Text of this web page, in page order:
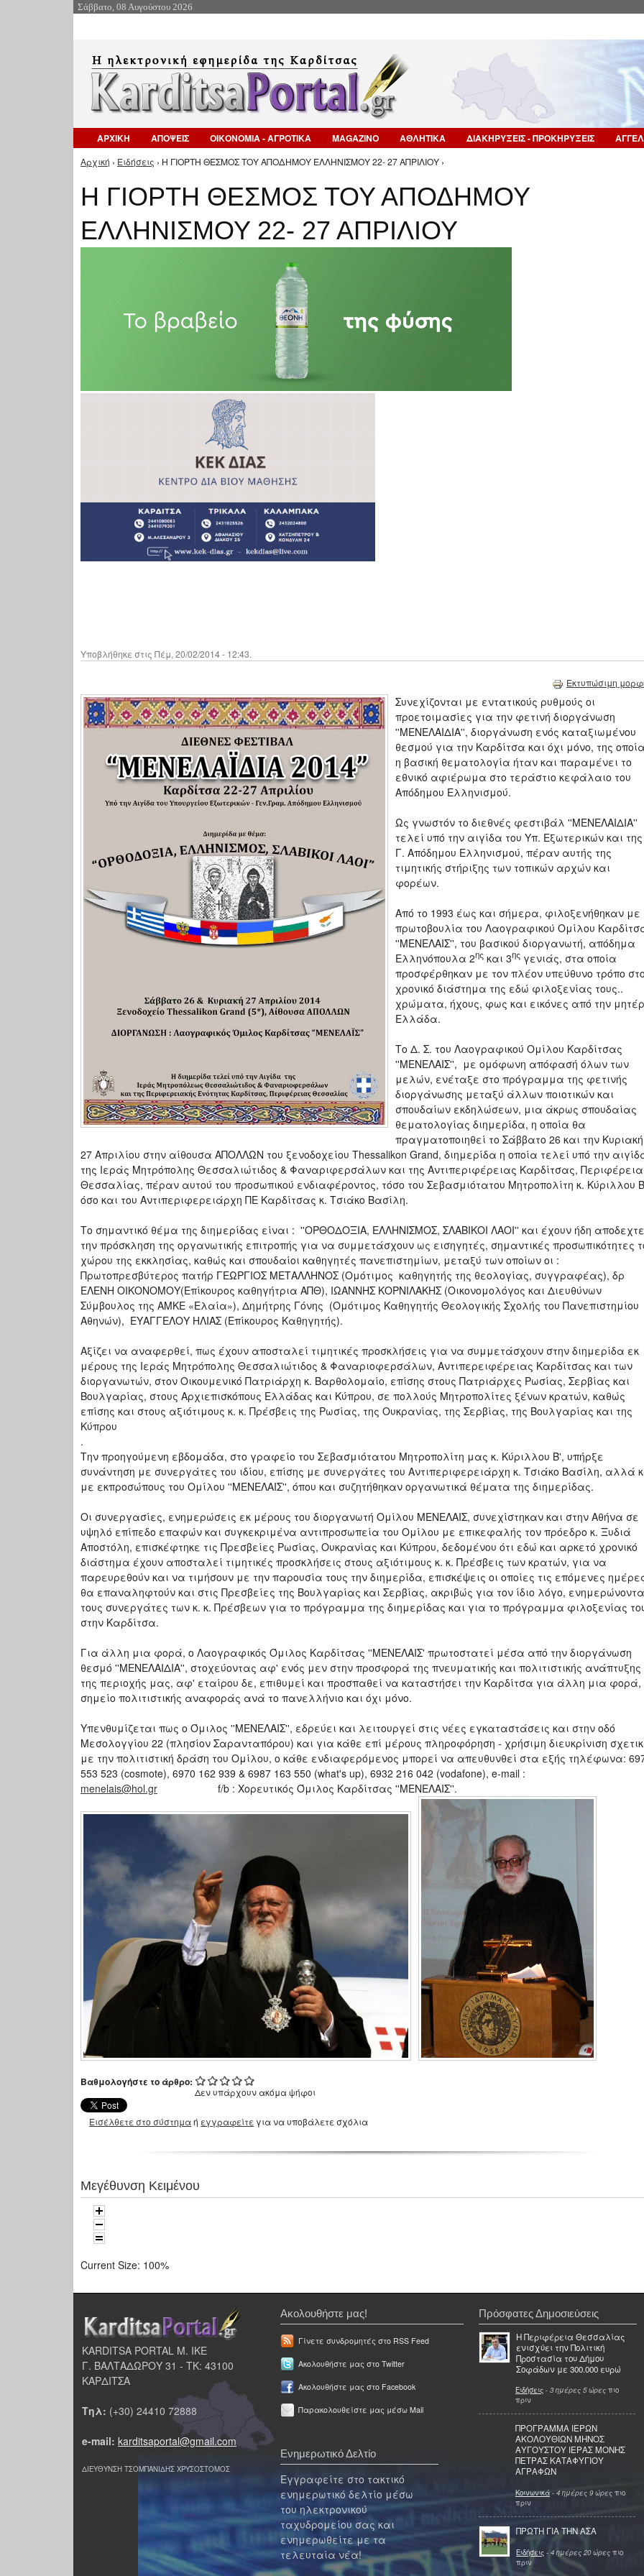
Σάββατο, 08 Αυγούστου 2026
ΑΡΧΙΚΗ ΑΠΟΨΕΙΣ ΟΙΚΟΝΟΜΙΑ - ΑΓΡΟΤΙΚΑ MAGAZINO ΑΘΛΗΤΙΚΑ ΔΙΑΚΗΡΥΞΕΙΣ - ΠΡΟΚΗΡΥΞΕΙΣ
Είστε εδώ
Αρχική › Ειδήσεις › Η ΓΙΟΡΤΗ ΘΕΣΜΟΣ ΤΟΥ ΑΠΟΔΗΜΟΥ ΕΛΛΗΝΙΣΜΟΥ 22- 27 ΑΠΡΙΛΙΟΥ ›
Η ΓΙΟΡΤΗ ΘΕΣΜΟΣ ΤΟΥ ΑΠΟΔΗΜΟΥ
ΕΛΛΗΝΙΣΜΟΥ 22- 27 ΑΠΡΙΛΙΟΥ
Υποβλήθηκε στις Πέμ, 20/02/2014 - 12:43.
Εκτυπώσιμη
Συνεχίζονται με εντατικούς ρυθμούς οι
προετοιμασίες για την φετινή διοργάνωση
''ΜΕΝΕΛΑΙΔΙΑ'', διοργάνωση ενός καταξιωμένου
θεσμού για την Καρδίτσα και όχι μόνο, της
η βασική θεματολογία ήταν και παραμένει το
εθνικό αφιέρωμα στο τεράστιο κεφάλαιο του
Απόδημου Ελληνισμού.
Ως γνωστόν το διεθνές φεστιβάλ ''ΜΕΝΕΛΑΙΔΙΑ''
τελεί υπό την αιγίδα του Υπ. Εξωτερικών και
Γ. Απόδημου Ελληνισμού, πέραν αυτής της
τιμητικής στήριξης των τοπικών αρχών και
φορέων.
Από το 1993 έως και σήμερα, φιλοξενήθηκαν με
πρωτοβουλία του Λαογραφικού Ομίλου
''ΜΕΝΕΛΑΙΣ'', του βασικού διοργανωτή, απόδημα
Ελληνόπουλα 2ης και 3ης γενιάς, στα οποία
προσφέρθηκαν με τον πλέον υπεύθυνο τρόπο στο
χρονικό διάστημα της εδώ φιλοξενίας τους..
χρώματα, ήχους, φως και εικόνες από την
Ελλάδα.
Το Δ. Σ. του Λαογραφικού Ομίλου Καρδίτσας
''ΜΕΝΕΛΑΙΣ'', με ομόφωνη απόφασή όλων των
μελών, ενέταξε στο πρόγραμμα της φετινής
διοργάνωσης μεταξύ άλλων ποιοτικών και
σπουδαίων εκδηλώσεων, μια άκρως σπουδαίας
θεματολογίας διημερίδα, η οποία θα
πραγματοποιηθεί το Σάββατο 26 και την Κυριακή
27 Απριλίου στην αίθουσα ΑΠΟΛΛΩΝ του ξενοδοχείου Thessalikon Grand, διημερίδα η οποία τελεί υπό την
της Ιεράς Μητρόπολης Θεσσαλιώτιδος & Φαναριφερσάλων και της Αντιπεριφέρειας Καρδίτσας, Περιφέρεια
Θεσσαλίας, πέραν αυτού του προσωπικού ενδιαφέροντος, τόσο του Σεβασμιότατου Μητροπολίτη κ. Κύριλλου
όσο και του Αντιπεριφερειάρχη ΠΕ Καρδίτσας κ. Τσιάκο Βασίλη.
Το σημαντικό θέμα της διημερίδας είναι : ''ΟΡΘΟΔΟΞΙΑ, ΕΛΛΗΝΙΣΜΟΣ, ΣΛΑΒΙΚΟΙ ΛΑΟΙ'' και έχουν ήδη
την πρόσκληση της οργανωτικής επιτροπής για να συμμετάσχουν ως εισηγητές, σημαντικές προσωπικότητες
χώρου της εκκλησίας, καθώς και σπουδαίοι καθηγητές πανεπιστημίων, μεταξύ των οποίων οι :
Πρωτοπρεσβύτερος πατήρ ΓΕΩΡΓΙΟΣ ΜΕΤΑΛΛΗΝΟΣ (Ομότιμος καθηγητής της θεολογίας, συγγραφέας), δρ
ΕΛΕΝΗ ΟΙΚΟΝΟΜΟΥ(Επίκουρος καθηγήτρια ΑΠΘ), ΙΩΑΝΝΗΣ ΚΟΡΝΙΛΑΚΗΣ (Οικονομολόγος και Διευθύνων
Σύμβουλος της ΑΜΚΕ «Ελαία»), Δημήτρης Γόνης (Ομότιμος Καθηγητής Θεολογικής Σχολής του Πανεπιστημίου
Αθηνών), ΕΥΑΓΓΕΛΟΥ ΗΛΙΑΣ (Επίκουρος Καθηγητής).
Αξίζει να αναφερθεί, πως έχουν αποσταλεί τιμητικές προσκλήσεις για να συμμετάσχουν στην διημερίδα εκ
μέρους της Ιεράς Μητρόπολης Θεσσαλιώτιδος & Φαναριοφερσάλων, Αντιπερειφέρειας Καρδίτσας και των
διοργανωτών, στον Οικουμενικό Πατριάρχη κ. Βαρθολομαίο, επίσης στους Πατριάρχες Ρωσίας, Σερβίας και
Βουλγαρίας, στους Αρχιεπισκόπους Ελλάδας και Κύπρου, σε πολλούς Μητροπολίτες ξένων κρατών, καθώς
επίσης και στους αξιότιμους κ. κ. Πρέσβεις της Ρωσίας, της Ουκρανίας, της Σερβίας, της Βουλγαρίας και της
Κύπρου
.
Την προηγούμενη εβδομάδα, στο γραφείο του Σεβασμιότατου Μητροπολίτη μας κ. Κύριλλου Β', υπήρξε
συνάντηση με συνεργάτες του ιδίου, επίσης με συνεργάτες του Αντιπεριφερειάρχη κ. Τσιάκο Βασίλη, αλλά
με εκπροσώπους του Ομίλου ''ΜΕΝΕΛΑΙΣ'', όπου και συζητήθηκαν οργανωτικά θέματα της διημερίδας.
Οι συνεργασίες, ενημερώσεις εκ μέρους του διοργανωτή Ομίλου ΜΕΝΕΛΑΙΣ, συνεχίστηκαν και στην Αθήνα σε
υψηλό επίπεδο επαφών και συγκεκριμένα αντιπροσωπεία του Ομίλου με επικεφαλής τον πρόεδρο κ. Ξυδιά
Αποστόλη, επισκέφτηκε τις Πρεσβείες Ρωσίας, Ουκρανίας και Κύπρου, δεδομένου ότι εδώ και αρκετό χρονικό
διάστημα έχουν αποσταλεί τιμητικές προσκλήσεις στους αξιότιμους κ. κ. Πρέσβεις των κρατών, για να
παρευρεθούν και να τιμήσουν με την παρουσία τους την διημερίδα, επισκέψεις οι οποίες τις επόμενες
θα επαναληφτούν και στις Πρεσβείες της Βουλγαρίας και Σερβίας, ακριβώς για τον ίδιο λόγο,
τους συνεργάτες των κ. κ. Πρέσβεων για το πρόγραμμα της διημερίδας και για το πρόγραμμα φιλοξενίας
στην Καρδίτσα.
Για άλλη μια φορά, ο Λαογραφικός Όμιλος Καρδίτσας ''ΜΕΝΕΛΑΙΣ' πρωτοστατεί μέσα από την διοργάνωση
θεσμό ''ΜΕΝΕΛΑΙΔΙΑ'', στοχεύοντας αφ' ενός μεν στην προσφορά της πνευματικής και πολιτιστικής ανάπτυξης
της περιοχής μας, αφ' εταίρου δε, επιθυμεί και προσπαθεί να καταστήσει την Καρδίτσα για άλλη μια φορά,
σημείο πολιτιστικής αναφοράς ανά το πανελλήνιο και όχι μόνο.
Υπενθυμίζεται πως ο Όμιλος ''ΜΕΝΕΛΑΙΣ'', εδρεύει και λειτουργεί στις νέες εγκαταστάσεις και στην οδό
Μεσολογγίου 22 (πλησίον Σαρανταπόρου) και για κάθε επί μέρους πληροφόρηση - χρήσιμη διευκρίνιση
με την πολιτιστική δράση του Ομίλου, ο κάθε ενδιαφερόμενος μπορεί να απευθυνθεί στα εξής τηλέφωνα:
553 523 (cosmote), 6970 162 939 & 6987 163 550 (what's up), 6932 216 042 (vodafone), e-mail :
menelais@hol.gr f/b : Χορευτικός Όμιλος Καρδίτσας ''ΜΕΝΕΛΑΙΣ''.
Βαθμολογήστε το άρθρο:
Δεν υπάρχουν ακόμα ψήφοι
Εισέλθετε στο σύστημαή εγγραφείτε για να υποβάλετε σχόλια
Μεγέθυνση Κειμένου
Current Size: 100%
KARDITSA PORTAL Μ. ΙΚΕ
Γ. ΒΑΛΤΑΔΩΡΟΥ 31 - ΤΚ: 43100
ΚΑΡΔΙΤΣΑ
Τηλ: (+30) 24410 72888
e-mail: karditsaportal@gmail.com
ΔΙΕΥΘΥΝΣΗ ΤΣΟΜΠΑΝΙΔΗΣ ΧΡΥΣΟΣΤΟΜΟΣ
Ακολουθήστε μας!
Γίνετε συνδρομητές στο RSS Feed
Ακολουθήστε μας στο Twitter
Ακολουθήστε μας στο Facebook
Παρακολουθείστε μας μέσω Mail
Ενημερωτικό Δελτίο
Εγγραφείτε στο τακτικό
ενημερωτικό δελτίο μέσω
του ηλεκτρονικού
ταχυδρομείου σας και
ενημερωθείτε με τα
τελευταία νέα!
Πρόσφατες Δημοσιεύσεις
Η Περιφέρεια Θεσσαλίας
ενισχύει την Πολιτική
Προστασία του Δήμου
Σοφάδων με 300.000 ευρώ
Ειδήσεις - 3 ημέρες 5 ώρες πιο
πριν
ΠΡΟΓΡΑΜΜΑ ΙΕΡΩΝ
ΑΚΟΛΟΥΘΙΩΝ ΜΗΝΟΣ
ΑΥΓΟΥΣΤΟΥ ΙΕΡΑΣ ΜΟΝΗΣ
ΠΕΤΡΑΣ ΚΑΤΑΦΥΓΙΟΥ
ΑΓΡΑΦΩΝ
Κοινωνικά - 4 ημέρες 9 ώρες πιο
πριν
ΠΡΩΤΗ ΓΙΑ ΤΗΝ ΑΣΑ
Ειδήσεις - 4 ημέρες 20 ώρες πιο
πριν